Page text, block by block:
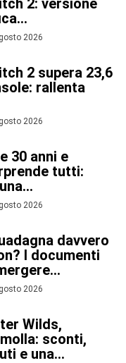
2: versione
2026
2 supera 23,6
rallenta
2026
30 anni e
tutti:
2026
davvero
I documenti
2026
Wilds,
sconti,
e una...